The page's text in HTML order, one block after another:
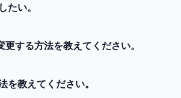
たい。
する方法を教えてください。
を教えてください。